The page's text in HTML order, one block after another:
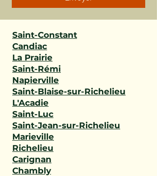
Saint-Constant
Candiac
La Prairie
Saint-Rémi
Napierville
Saint-Blaise-sur-Richelieu
L'Acadie
Saint-Luc
Saint-Jean-sur-Richelieu
Marieville
Richelieu
Carignan
Chambly